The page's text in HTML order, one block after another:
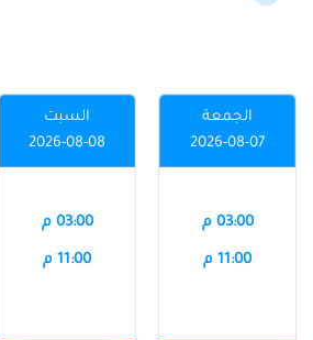
الجمعة
2026-08-07
03:00 م
11:00 م
السبت
2026-08-08
03:00 م
11:00 م